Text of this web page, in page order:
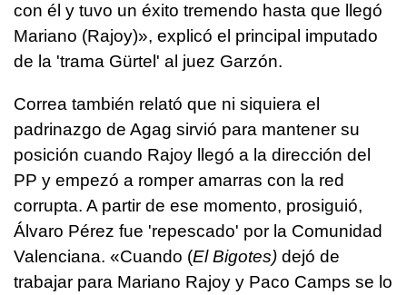
con él y tuvo un éxito tremendo hasta que llegó
Mariano (Rajoy)», explicó el principal imputado
de la 'trama Gürtel' al juez Garzón.
Correa también relató que ni siquiera el
padrinazgo de Agag sirvió para mantener su
posición cuando Rajoy llegó a la dirección del
PP y empezó a romper amarras con la red
corrupta. A partir de ese momento, prosiguió,
Álvaro Pérez fue 'repescado' por la Comunidad
Valenciana. «Cuando (El Bigotes) dejó de
trabajar para Mariano Rajoy y Paco Camps se lo